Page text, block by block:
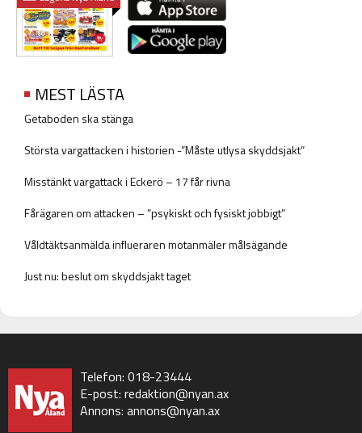
MEST LÄSTA
Getaboden ska stänga
Största vargattacken i historien -”Måste utlysa skyddsjakt”
Misstänkt vargattack i Eckerö – 17 får rivna
Fårägaren om attacken – ”psykiskt och fysiskt jobbigt”
Våldtäktsanmälda influeraren motanmäler målsägande
Just nu: beslut om skyddsjakt taget
Telefon: 018-23444
E-post: redaktion@nyan.ax
Annons: annons@nyan.ax